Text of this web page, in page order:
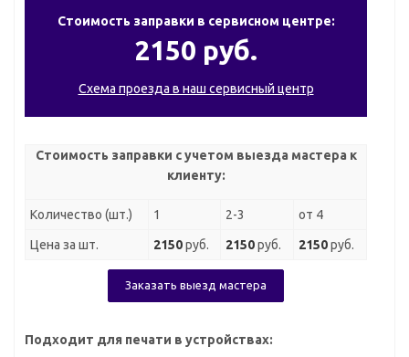
Стоимость заправки в сервисном центре:
2150 руб.
Схема проезда в наш сервисный центр
Стоимость заправки с учетом выезда мастера к
клиенту:
Количество (шт.) 1 2-3 от 4
Цена за шт. 2150руб. 2150руб. 2150руб.
Заказать выезд мастера
Подходит для печати в устройствах: